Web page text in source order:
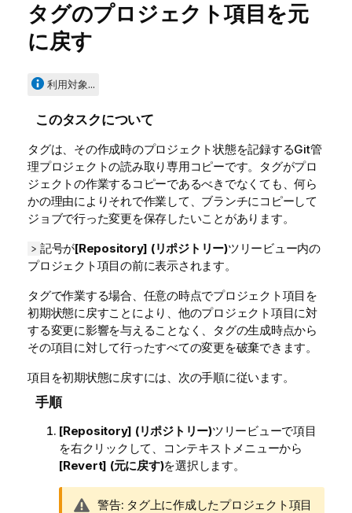
タグのプロジェクト項目を元
に戻す
利用対象...
このタスクについて
タグは、その作成時のプロジェクト状態を記録するGit管
理プロジェクトの読み取り専用コピーです。タグがプロ
ジェクトの作業するコピーであるべきでなくても、何ら
かの理由によりそれで作業して、ブランチにコピーして
ジョブで行った変更を保存したいことがあります。
> 記号が[Repository] (リポジトリー)ツリービュー内の
プロジェクト項目の前に表示されます。
タグで作業する場合、任意の時点でプロジェクト項目を
初期状態に戻すことにより、他のプロジェクト項目に対
する変更に影響を与えることなく、タグの生成時点から
その項目に対して行ったすべての変更を破棄できます。
項目を初期状態に戻すには、次の手順に従います。
手順
[Repository] (リポジトリー)ツリービューで項目
を右クリックして、コンテキストメニューから
[Revert] (元に戻す)を選択します。
情
警告: タグ上に作成したプロジェクト項目